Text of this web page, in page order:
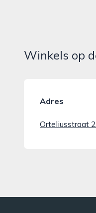
Winkels op
Adres
Orteliusstraat 2